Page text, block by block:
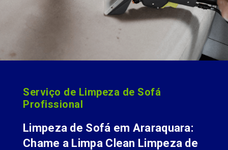
Serviço de Limpeza de Sofá
Profissional
Limpeza de Sofá em Araraquara:
Chame a Limpa Clean Limpeza de